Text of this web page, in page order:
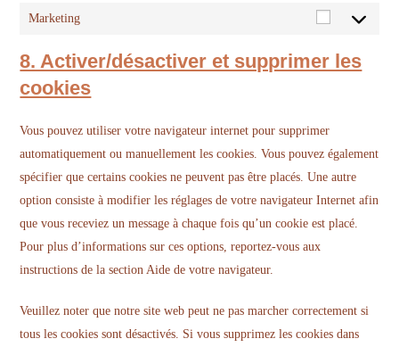
Marketing
Marketing
8. Activer/désactiver et supprimer les
cookies
Vous pouvez utiliser votre navigateur internet pour supprimer
automatiquement ou manuellement les cookies. Vous pouvez également
spécifier que certains cookies ne peuvent pas être placés. Une autre
option consiste à modifier les réglages de votre navigateur Internet afin
que vous receviez un message à chaque fois qu’un cookie est placé.
Pour plus d’informations sur ces options, reportez-vous aux
instructions de la section Aide de votre navigateur.
Veuillez noter que notre site web peut ne pas marcher correctement si
tous les cookies sont désactivés. Si vous supprimez les cookies dans